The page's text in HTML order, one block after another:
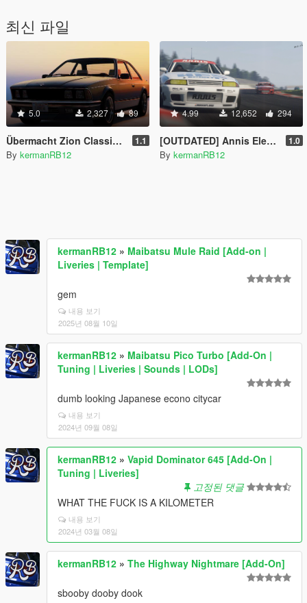
최신 파일
5.0 2,327 89
Übermacht Zion Classic Remake [ Add-On | Tuning | Liveries| Wheels] 1.1
By kermanRB12
4.99 12,652 294
[OUTDATED] Annis Elegy Import [Pack | Add-On | Tuning | Liveries| Wheels] 1.0
By kermanRB12
kermanRB12 » Maibatsu Mule Raid [Add-on |
Liveries | Template]
gem
내용 보기
2025년 08월 10일
kermanRB12 » Maibatsu Pico Turbo [Add-On |
Tuning | Liveries | Sounds | LODs]
dumb looking Japanese econo citycar
내용 보기
2024년 09월 08일
kermanRB12 » Vapid Dominator 645 [Add-On |
Tuning | Liveries]
고정된 댓글
WHAT THE FUCK IS A KILOMETER
내용 보기
2024년 03월 08일
kermanRB12 » The Highway Nightmare [Add-On]
sbooby dooby dook